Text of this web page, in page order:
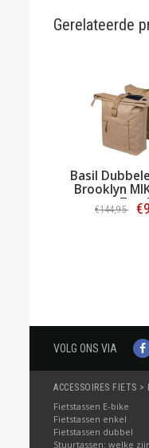
Gerelateerde
Dubbele fietstas
MIK 2.0 41L
VOLG ONS VIA
ACCESSOIRES FIETS >
Fietstassen E-bike
Fietstassen enkel
Fietstassen dubbel
Stuurtassen: welke